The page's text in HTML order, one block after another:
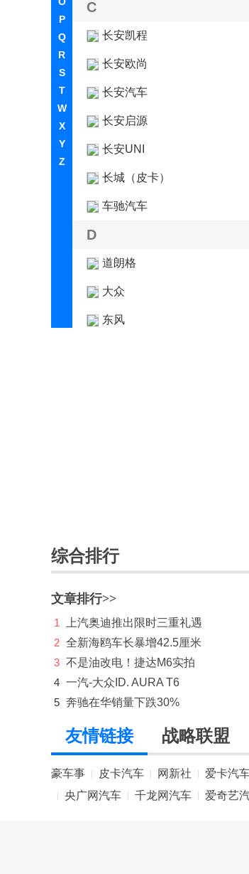
P
Q
R
S
T
W
X
Y
Z
C
长安凯程
长安欧尚
长安汽车
长安启源
长安UNI
长城（皮卡）
车驰汽车
D
道朗格
大众
东风
东风小康
东风奕派
东南
DS
E
212
法拉利
方程豹
飞凡汽车
综合排行
文章排行>>
1
上汽奥迪推出限时三重礼遇
2 全新海鸥车长暴增42.5厘米
3 不是油改电！捷达M6实拍
4 一汽-大众ID. AURA T6
5 奔驰在华销量下跌30%
友情链接 战略联盟
豪车事 皮卡汽车 网新社 爱卡汽
央广网汽车 千龙网汽车 爱奇艺